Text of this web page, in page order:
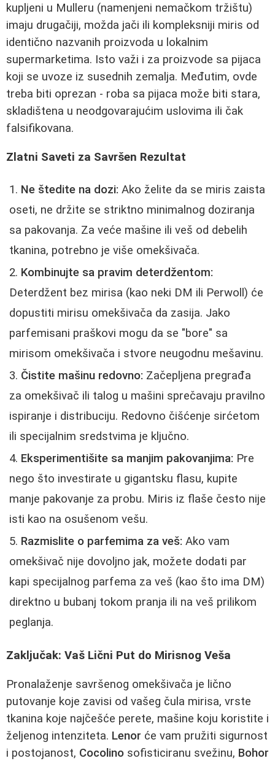
kupljeni u Mulleru (namenjeni nemačkom tržištu)
imaju drugačiji, možda jači ili kompleksniji miris od
identično nazvanih proizvoda u lokalnim
supermarketima. Isto važi i za proizvode sa pijaca
koji se uvoze iz susednih zemalja. Međutim, ovde
treba biti oprezan - roba sa pijaca može biti stara,
skladištena u neodgovarajućim uslovima ili čak
falsifikovana.
Zlatni Saveti za Savršen Rezultat
Ne štedite na dozi: Ako želite da se miris zaista
oseti, ne držite se striktno minimalnog doziranja
sa pakovanja. Za veće mašine ili veš od debelih
tkanina, potrebno je više omekšivača.
Kombinujte sa pravim deterdžentom:
Deterdžent bez mirisa (kao neki DM ili Perwoll) će
dopustiti mirisu omekšivača da zasija. Jako
parfemisani praškovi mogu da se "bore" sa
mirisom omekšivača i stvore neugodnu mešavinu.
Čistite mašinu redovno: Začepljena pregrađa
za omekšivač ili talog u mašini sprečavaju pravilno
ispiranje i distribuciju. Redovno čišćenje sirćetom
ili specijalnim sredstvima je ključno.
Eksperimentišite sa manjim pakovanjima: Pre
nego što investirate u gigantsku flasu, kupite
manje pakovanje za probu. Miris iz flaše često nije
isti kao na osušenom vešu.
Razmislite o parfemima za veš: Ako vam
omekšivač nije dovoljno jak, možete dodati par
kapi specijalnog parfema za veš (kao što ima DM)
direktno u bubanj tokom pranja ili na veš prilikom
peglanja.
Zaključak: Vaš Lični Put do Mirisnog Veša
Pronalaženje savršenog omekšivača je lično
putovanje koje zavisi od vašeg čula mirisa, vrste
tkanina koje najčešće perete, mašine koju koristite i
željenog intenziteta. Lenor će vam pružiti sigurnost
i postojanost, Cocolino sofisticiranu svežinu, Bohor